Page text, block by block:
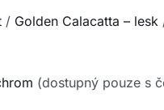
/ Golden Calacatta – lesk
(dostupný pouze s